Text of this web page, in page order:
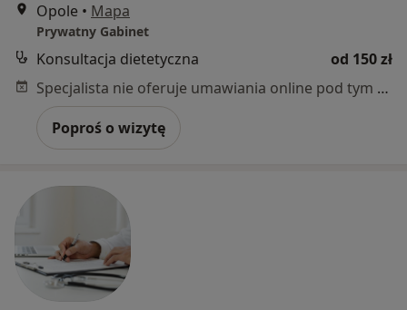
Opole • Mapa
Prywatny Gabinet
Konsultacja dietetyczna
od 150 zł
Specjalista nie oferuje umawiania online pod tym adresem.
Poproś o wizytę